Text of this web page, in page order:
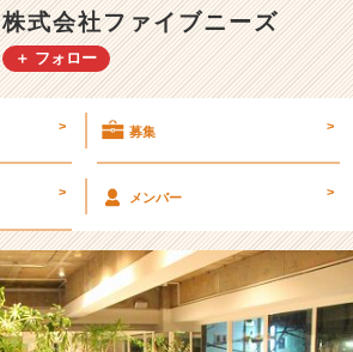
標
を
探
■
会
社
フ
ァ
イ
株式会社ファイブニーズ
＋ フォロー
> 募集 >
> メンバー >